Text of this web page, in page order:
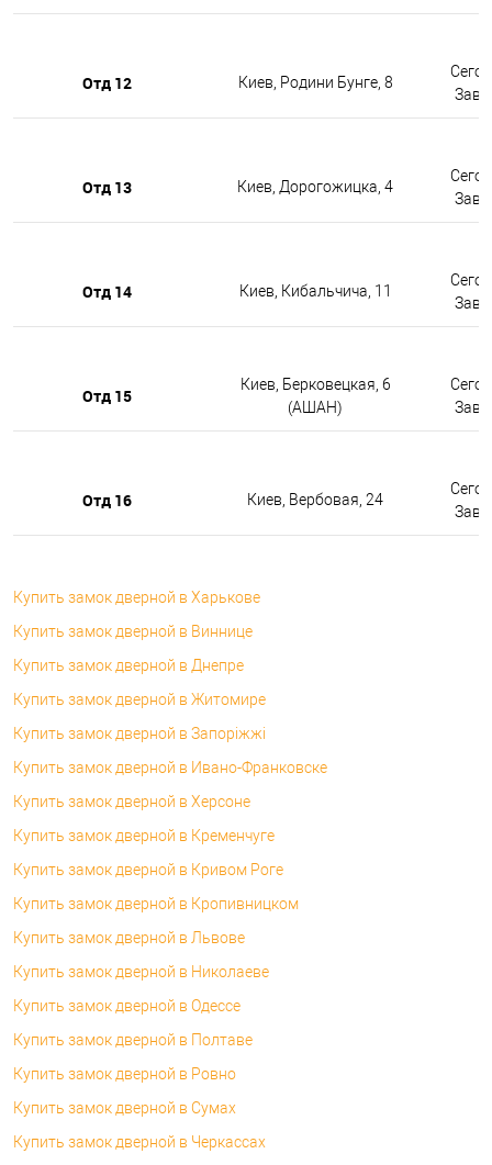
Отд 12 Киев, Родини Бунге, 8
Отд 13 Киев, Дорогожицка, 4
Отд 14 Киев, Кибальчича, 11
Отд 15
Киев, Берковецкая, 6
(АШАН)
Отд 16 Киев, Вербовая, 24
Купить замок дверной в Харькове
Купить замок дверной в Виннице
Купить замок дверной в Днепре
Купить замок дверной в Житомире
Купить замок дверной в Запоріжжі
Купить замок дверной в Ивано-Франковске
Купить замок дверной в Херсоне
Купить замок дверной в Кременчуге
Купить замок дверной в Кривом Роге
Купить замок дверной в Кропивницком
Купить замок дверной в Львове
Купить замок дверной в Николаеве
Купить замок дверной в Одессе
Купить замок дверной в Полтаве
Купить замок дверной в Ровно
Купить замок дверной в Сумах
Купить замок дверной в Черкассах